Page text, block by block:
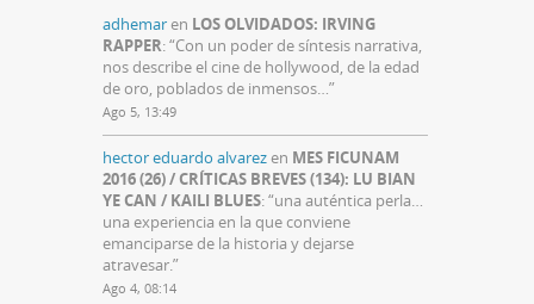
adhemaren LOS OLVIDADOS: IRVING
RAPPER: “Con un poder de síntesis narrativa,
nos describe el cine de hollywood, de la edad
de oro, poblados de inmensos…”
Ago 5, 13:49
hector eduardo alvarezen MES FICUNAM
2016 (26) / CRÍTICAS BREVES (134): LU BIAN
YE CAN / KAILI BLUES: “una auténtica perla…
una experiencia en la que conviene
emanciparse de la historia y dejarse
atravesar.”
Ago 4, 08:14